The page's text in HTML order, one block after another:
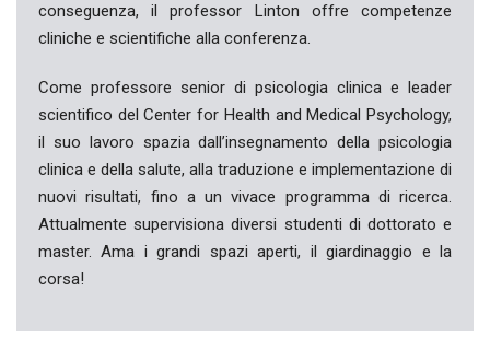
conseguenza, il professor Linton offre competenze
cliniche e scientifiche alla conferenza.
Come professore senior di psicologia clinica e leader
scientifico del Center for Health and Medical Psychology,
il suo lavoro spazia dall’insegnamento della psicologia
clinica e della salute, alla traduzione e implementazione di
nuovi risultati, fino a un vivace programma di ricerca.
Attualmente supervisiona diversi studenti di dottorato e
master. Ama i grandi spazi aperti, il giardinaggio e la
corsa!